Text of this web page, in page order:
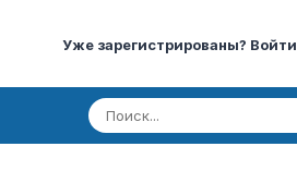
Уже зарегистрированы? Войти